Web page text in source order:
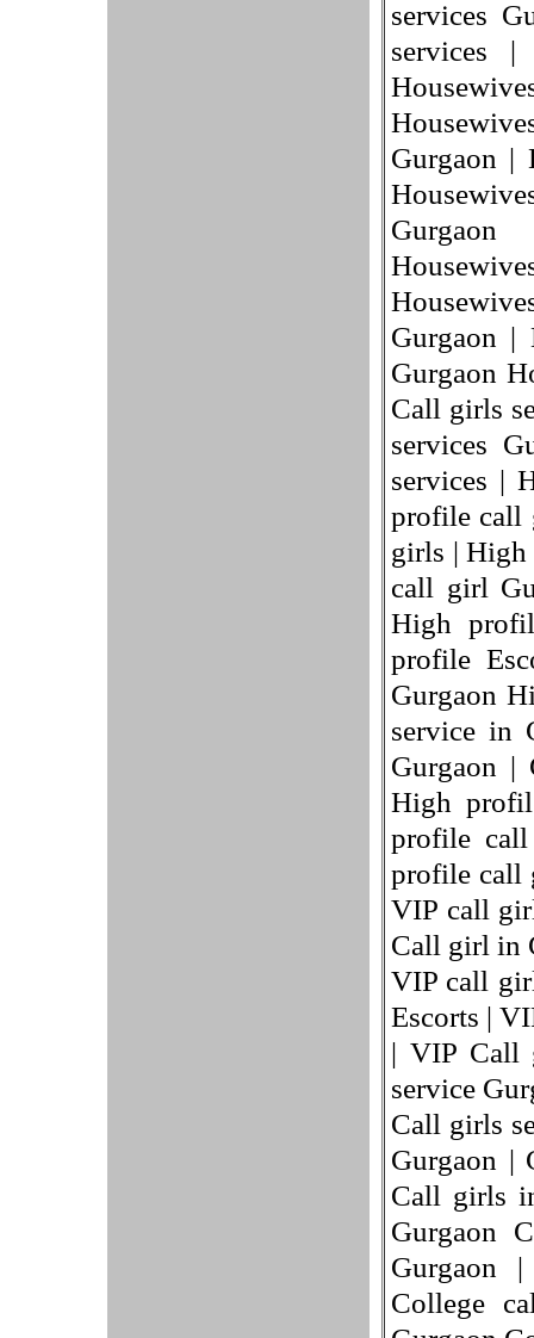
services
services
Gurgaon |
Gurgaon |
Gurgaon
Call girls
services
services |
profile call
girls |
call girl
High
profile
Gurgaon
service in
Gurgaon |
High
profile call
profile call
VIP call
Call girl in
VIP call
Escorts |
| VIP Call
service
Call girls
Gurgaon |
Call girls
Gurgaon
Gurgaon
College